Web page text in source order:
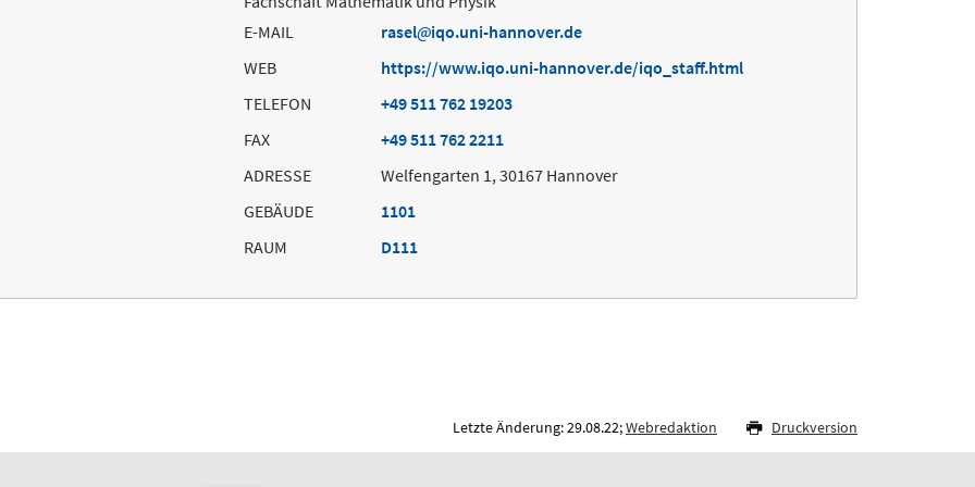
E-MAIL
rasel
iqo.uni-hannover.de
WEB
https://www.iqo.uni-hannover.de/iqo_staff.html
TELEFON
+49 511 762 19203
FAX
+49 511 762 2211
ADRESSE
Welfengarten 1, 30167 Hannover
GEBÄUDE
1101
RAUM
D111
Letzte Änderung: 29.08.22;Webredaktion Druckversion